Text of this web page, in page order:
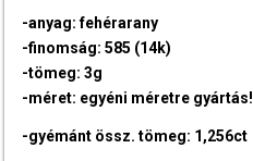
-anyag: fehérarany
-finomság: 585 (14k)
-tömeg: 3g
-méret: egyéni méretre gyártás!
-gyémánt össz. tömeg: 1,256ct